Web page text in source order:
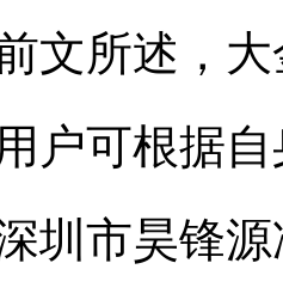
文所述，
户可根据
圳市昊锋